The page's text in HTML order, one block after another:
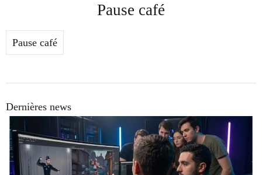
Pause café
Pause café
Dernières news